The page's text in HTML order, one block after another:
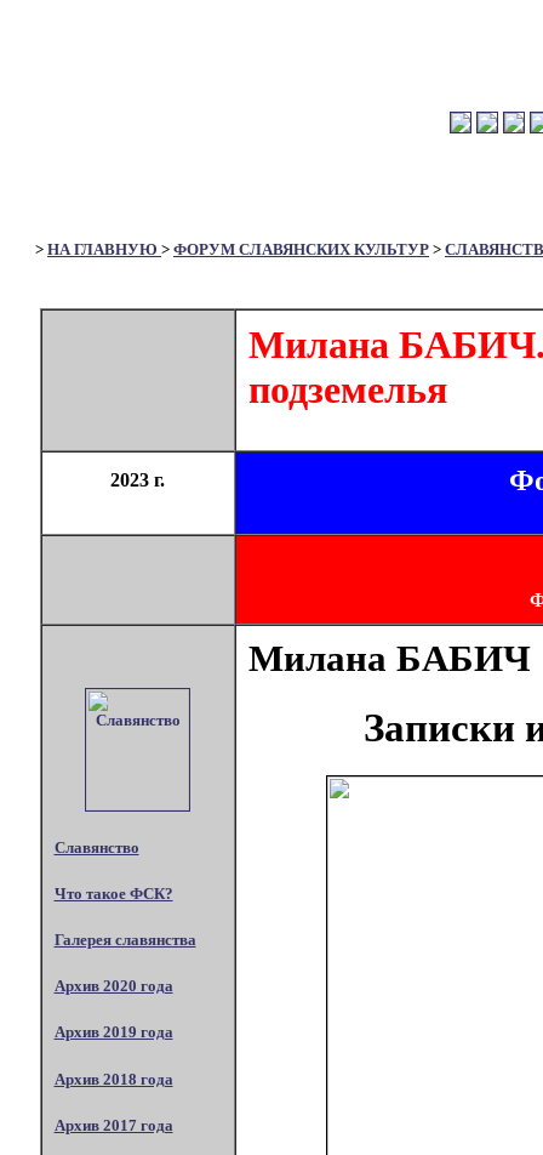
> НА ГЛАВНУЮ > ФОРУМ СЛАВЯНСКИХ КУЛЬТУР >
Милана БАБИЧ.
подземелья
2023 г.
Славянство
Что такое ФСК?
Галерея славянства
Архив 2020 года
Архив 2019 года
Архив 2018 года
Архив 2017 года
Милана БАБИЧ
Записки